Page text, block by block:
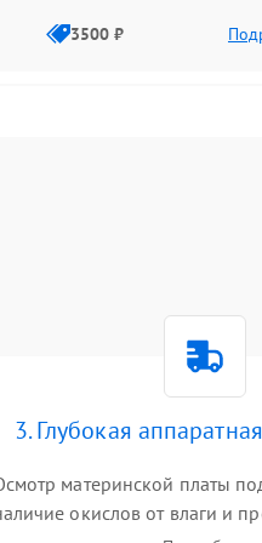
3500 ₽
3000 ₽
3. Глубокая
материнской платы
окислов от влаги и